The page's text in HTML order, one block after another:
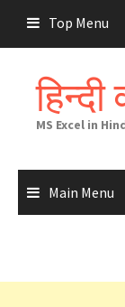
content
Top Menu
हिन्दी
MS Excel in
Main Menu